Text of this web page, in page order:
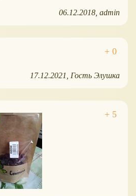
06.12.2018 admin
17.12.2021 Гость Элушка